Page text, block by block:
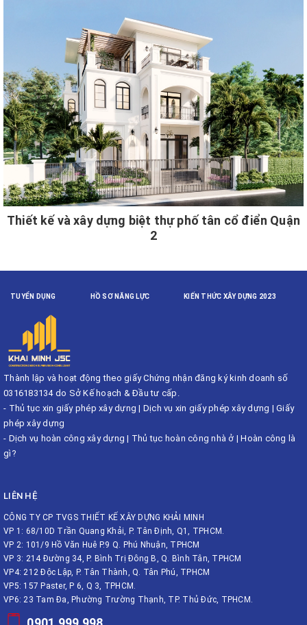
Thiết kế và xây dựng biệt thự phố tân cổ điển Quận
2
TUYỂN DỤNG HỒ SƠ NĂNG LỰC KIẾN THỨC XÂY DỰNG 2023
Thành lập và hoạt động theo giấy Chứng nhận đăng ký kinh doanh số
0316183134 do Sở Kế hoạch & Đầu tư cấp.
- Thủ tục xin giấy phép xây dựng | Dịch vụ xin giấy phép xây dựng | Giấy
phép xây dựng
- Dịch vụ hoàn công xây dựng | Thủ tục hoàn công nhà ở |Hoàn công là
gì?
LIÊN HỆ
CÔNG TY CP TVGS THIẾT KẾ XÂY DỰNG KHẢI MINH
VP 1: 68/10D Trần Quang Khải, P. Tân Định, Q1, TPHCM.
VP 2: 101/9 Hồ Văn Huê P.9 Q. Phú Nhuận, TPHCM
VP 3: 214 Đường 34, P. Bình Trị Đông B, Q. Bình Tân, TPHCM
VP4: 212 Độc Lập, P. Tân Thành, Q. Tân Phú, TPHCM
VP5: 157 Paster, P 6, Q 3, TPHCM.
VP6: 23 Tam Đa, Phường Trường Thạnh, TP. Thủ Đức, TPHCM.